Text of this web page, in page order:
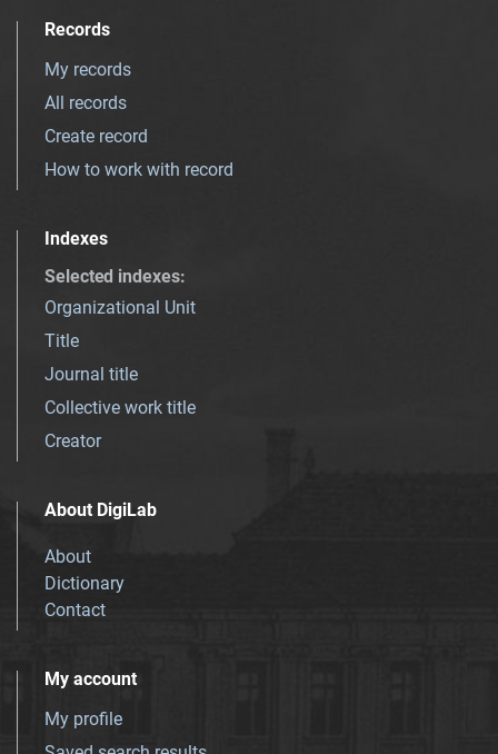
Records
My records
All records
Create record
How to work with record
Indexes
Selected indexes:
Organizational Unit
Title
Journal title
Collective work title
Creator
About DigiLab
About
Dictionary
Contact
My account
My profile